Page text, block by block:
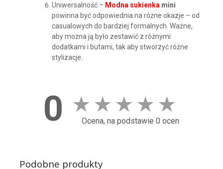
Uniwersalność – Modna sukienka mini
powinna być odpowiednia na różne okazje – od
casualowych do bardziej formalnych. Ważne,
aby można ją było zestawić z różnymi
dodatkami i butami, tak aby stworzyć różne
stylizacje.
0 ★ ★ ★ ★ ★
Ocena, na podstawie 0 ocen
Podobne produkty